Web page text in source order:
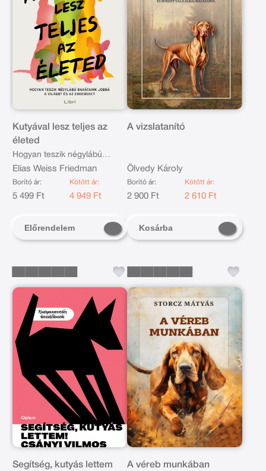
Kutyával lesz teljes az
életed
Hogyan teszik négylábú
barátaink jobbá a világot és az
embereket
Elias Weiss Friedman
Borító ár:
5 499 Ft
Kötött ár:
4 949 Ft
Előrendelem
A vizslatanító
Ölvedy Károly
Borító ár:
2 900 Ft
Kötött ár:
2 610 Ft
Kosárba
Segítség, kutyás lettem A véreb munkában